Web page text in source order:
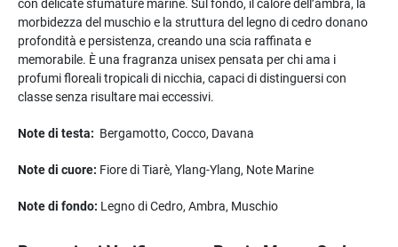
con delicate sfumature marine. Sul fondo, il calore dell’ambra, la
morbidezza del muschio e la struttura del legno di cedro donano
profondità e persistenza, creando una scia raffinata e
memorabile. È una fragranza unisex pensata per chi ama i
profumi floreali tropicali di nicchia, capaci di distinguersi con
classe senza risultare mai eccessivi.
Note di testa: Bergamotto, Cocco, Davana
Note di cuore: Fiore di Tiarè, Ylang-Ylang, Note Marine
Note di fondo: Legno di Cedro, Ambra, Muschio